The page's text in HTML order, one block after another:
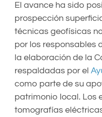
El avance ha sido
prospección
técnicas geofísicas
por los responsables
la elaboración de la
respaldadas por el
como parte de su
patrimonio local. Los
tomografías